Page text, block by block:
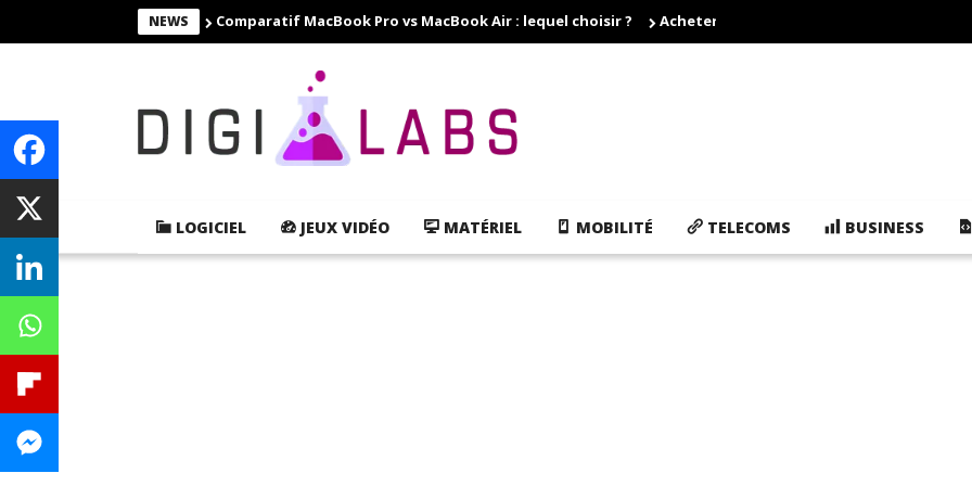
NEWS Comparatif MacBook Pro vs MacBook Air : lequel choisir ? Acheter des cartouches d'encre pas cher,
LOGICIEL JEUX VIDÉO MATÉRIEL MOBILITÉ TELECOMS BUSINESS